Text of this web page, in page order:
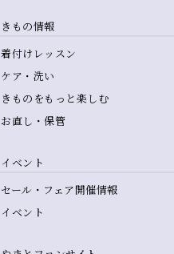
きもの情報
着付けレッスン
ケア・洗い
きものをもっと楽しむ
お直し・保管
イベント
セール・フェア開催情報
イベント